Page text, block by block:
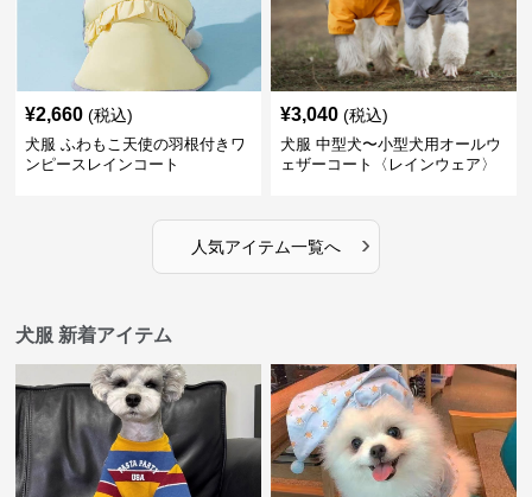
¥2,660 (税込)
犬服 ふわもこ天使の羽根付きワ
ンピースレインコート
¥3,040 (税込)
犬服 中型犬〜小型犬用オールウ
ェザーコート〈レインウェア〉
人気アイテム一覧へ ›
犬服 新着アイテム